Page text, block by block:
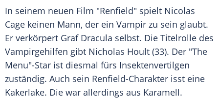
In seinem neuen Film "Renfield" spielt Nicolas
Cage keinen Mann, der ein Vampir zu sein glaubt.
Er verkörpert Graf Dracula selbst. Die Titelrolle des
Vampirgehilfen gibt Nicholas Hoult (33). Der "The
Menu"-Star ist diesmal fürs Insektenvertilgen
zuständig. Auch sein Renfield-Charakter isst eine
Kakerlake. Die war allerdings aus Karamell.